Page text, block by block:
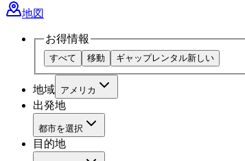
地図
お得情報
すべて 移動 ギャップレンタル新しい
地域 アメリカ
出発地
都市を選択
目的地